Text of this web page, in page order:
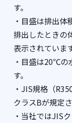
す。
・目盛は排出体
排出したときの
表示されていま
・目盛は20℃の
す。
・JIS規格（
クラスBが規定
・当社ではJIS